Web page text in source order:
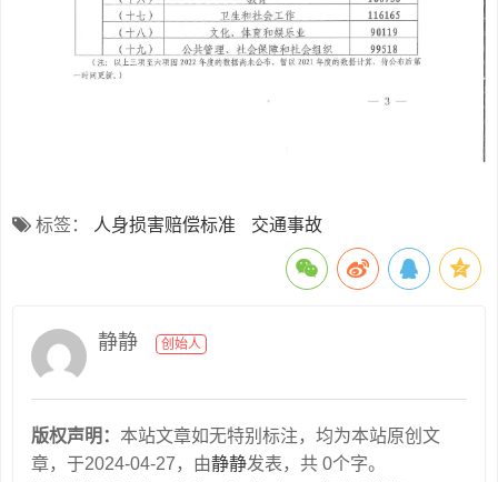
标签： 人身损害赔偿标准 交通事故
静静 创始人
版权声明： 本站文章如无特别标注，均为本站原创文
章，于2024-04-27，由静静发表，共 0个字。